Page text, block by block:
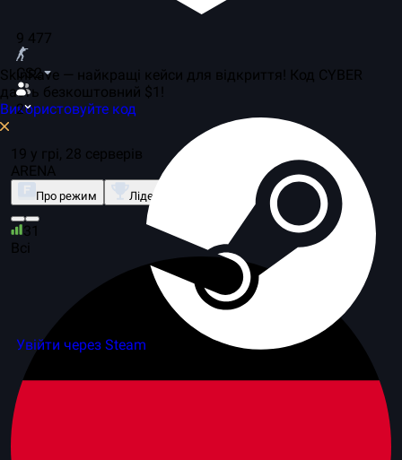
9 477
CS2
2
Увійти через Steam
SkinRave — найкращі кейси для відкриття! Код CYBER
дасть безкоштовний $1!
Використовуйте код
19 у грі, 28 серверів
ARENA
Про режим Лідерборд
31
Всі